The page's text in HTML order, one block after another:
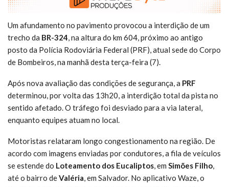
Um afundamento no pavimento provocou a interdição de um
trecho da BR-324, na altura do km 604, próximo ao antigo
posto da Polícia Rodoviária Federal (PRF), atual sede do Corpo
de Bombeiros, na manhã desta terça-feira (7).
Após nova avaliação das condições de segurança, a PRF
determinou, por volta das 13h20, a interdição total da pista no
sentido afetado. O tráfego foi desviado para a via lateral,
enquanto equipes atuam no local.
Motoristas relataram longo congestionamento na região. De
acordo com imagens enviadas por condutores, a fila de veículos
se estende do Loteamento dos Eucaliptos, em Simões Filho,
até o bairro deValéria, em Salvador. No aplicativo Waze, o